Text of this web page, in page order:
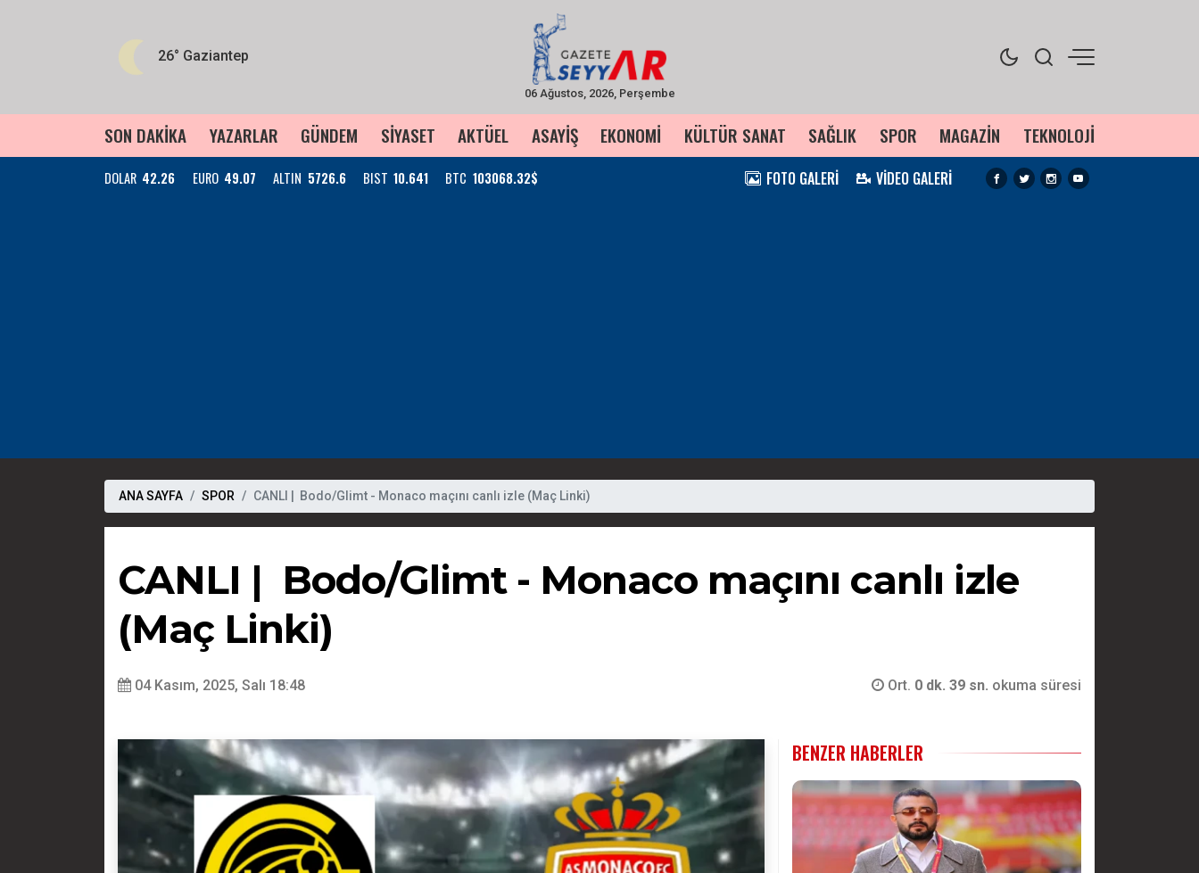
26° Gaziantep
06 Ağustos, 2026, Perşembe
SON DAKİKA YAZARLAR GÜNDEM SİYASET AKTÜEL ASAYİŞ EKONOMİ KÜLTÜR SANAT SAĞLIK SPOR MAGAZİN TEKNOLOJİ
DOLAR 42.26 EURO 49.07 ALTIN 5726.6 BIST 10.641 BTC 103068.32$ FOTO GALERİ VİDEO GALERİ
ANA SAYFA SPOR CANLI | Bodo/Glimt - Monaco maçını canlı izle (Maç Linki)
CANLI | Bodo/Glimt - Monaco maçını canlı izle
(Maç Linki)
04 Kasım, 2025, Salı 18:48 Ort. 0 dk. 39 sn. okuma süresi
BENZER HABERLER